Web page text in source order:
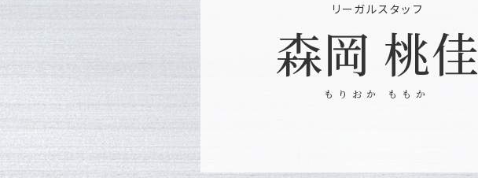
リーガルスタッフ
森岡 桃佳
もりおか ももか